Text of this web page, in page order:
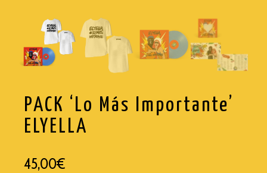
WISEMEN PROJECT
PACK ‘Lo Más Importante’
ELYELLA
45,00€